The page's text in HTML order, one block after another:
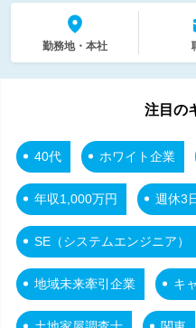
勤務地・本社
注目の
40代 ホワイト企業
年収1,000万円 週休3
SE（システムエンジニア）
地域未来牽引企業 キ